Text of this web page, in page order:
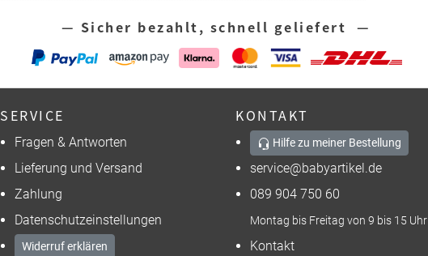
— Sicher bezahlt, schnell geliefert —
SERVICE
Fragen & Antworten
Lieferung und Versand
Zahlung
Datenschutzeinstellungen
Widerruf erklären
KONTAKT
Hilfe zu meiner Bestellung
service@babyartikel.de
089 904 750 60
Montag bis Freitag von 9 bis 15 Uhr
Kontakt